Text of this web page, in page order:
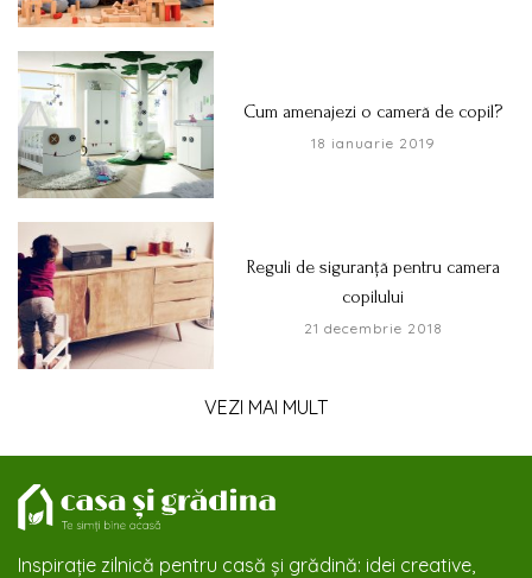
Cum amenajezi o cameră de copil?
18 ianuarie 2019
Reguli de siguranță pentru camera
copilului
21 decembrie 2018
VEZI MAI MULT
Inspirație zilnică pentru casă și grădină: idei creative,